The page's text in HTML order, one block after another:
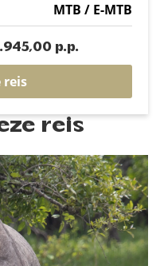
MTB / E-MTB
p.p.
reis
reis